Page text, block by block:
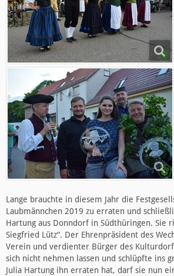
Lange brauchte in diesem Jahr die
Laubmännchen 2019 zu erraten und
Hartung aus Donndorf in Südthüringen. Sie
Siegfried Lütz“. Der Ehrenpräsident des
Verein und verdienter Bürger des
sich nicht nehmen lassen und schlüpfte ins
Julia Hartung ihn erraten hat, darf sie nun